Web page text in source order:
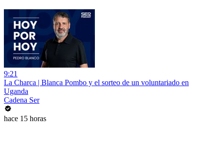
9:21
La Charca | Blanca Pombo y el sorteo de un voluntariado en
Uganda
Cadena Ser
hace 15 horas